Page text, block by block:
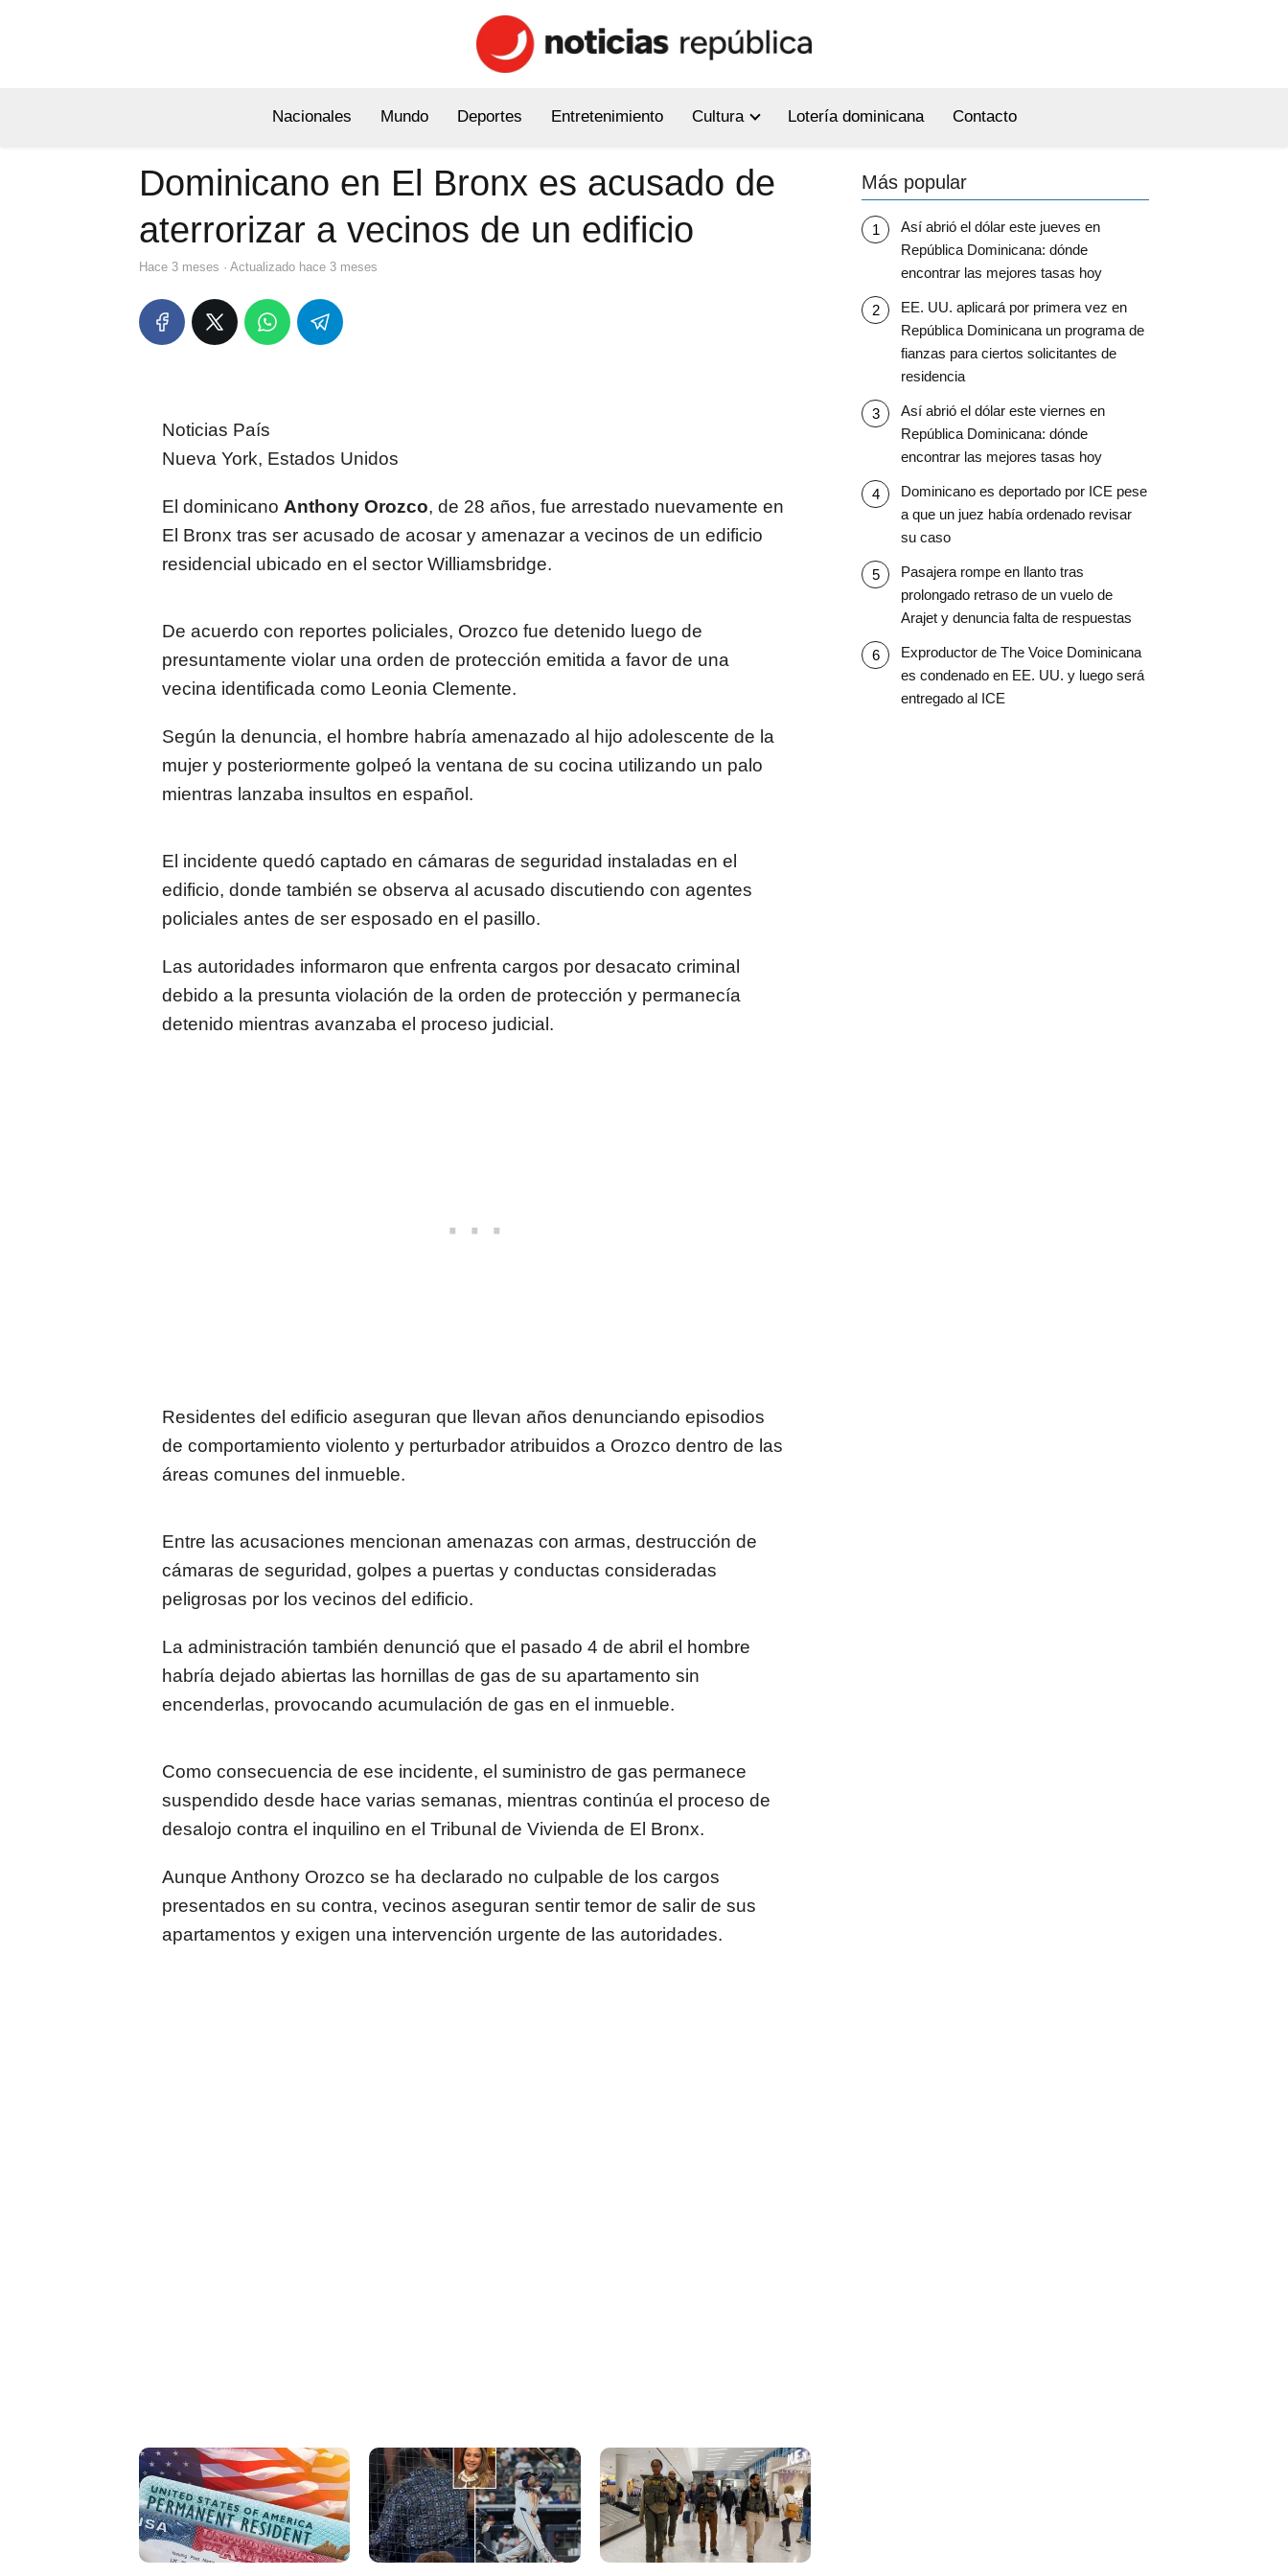
Nacionales Mundo Deportes Entretenimiento Cultura Lotería dominicana Contacto
Dominicano en El Bronx es acusado de
aterrorizar a vecinos de un edificio
hace 3 meses · Actualizado hace 3 meses
Noticias País
Nueva York, Estados Unidos
El dominicano Anthony Orozco, de 28 años, fue arrestado nuevamente en
El Bronx tras ser acusado de acosar y amenazar a vecinos de un edificio
residencial ubicado en el sector Williamsbridge.
De acuerdo con reportes policiales, Orozco fue detenido luego de
presuntamente violar una orden de protección emitida a favor de una
vecina identificada como Leonia Clemente.
Según la denuncia, el hombre habría amenazado al hijo adolescente de la
mujer y posteriormente golpeó la ventana de su cocina utilizando un palo
mientras lanzaba insultos en español.
El incidente quedó captado en cámaras de seguridad instaladas en el
edificio, donde también se observa al acusado discutiendo con agentes
policiales antes de ser esposado en el pasillo.
Las autoridades informaron que enfrenta cargos por desacato criminal
debido a la presunta violación de la orden de protección y permanecía
detenido mientras avanzaba el proceso judicial.
Residentes del edificio aseguran que llevan años denunciando episodios
de comportamiento violento y perturbador atribuidos a Orozco dentro de las
áreas comunes del inmueble.
Entre las acusaciones mencionan amenazas con armas, destrucción de
cámaras de seguridad, golpes a puertas y conductas consideradas
peligrosas por los vecinos del edificio.
La administración también denunció que el pasado 4 de abril el hombre
habría dejado abiertas las hornillas de gas de su apartamento sin
encenderlas, provocando acumulación de gas en el inmueble.
Como consecuencia de ese incidente, el suministro de gas permanece
suspendido desde hace varias semanas, mientras continúa el proceso de
desalojo contra el inquilino en el Tribunal de Vivienda de El Bronx.
Aunque Anthony Orozco se ha declarado no culpable de los cargos
presentados en su contra, vecinos aseguran sentir temor de salir de sus
apartamentos y exigen una intervención urgente de las autoridades.
Más popular
Así abrió el dólar este jueves en
República Dominicana: dónde
encontrar las mejores tasas hoy
EE. UU. aplicará por primera vez en
República Dominicana un programa de
fianzas para ciertos solicitantes de
residencia
Así abrió el dólar este viernes en
República Dominicana: dónde
encontrar las mejores tasas hoy
Dominicano es deportado por ICE pese
a que un juez había ordenado revisar
su caso
Pasajera rompe en llanto tras
prolongado retraso de un vuelo de
Arajet y denuncia falta de respuestas
Exproductor de The Voice Dominicana
es condenado en EE. UU. y luego será
entregado al ICE